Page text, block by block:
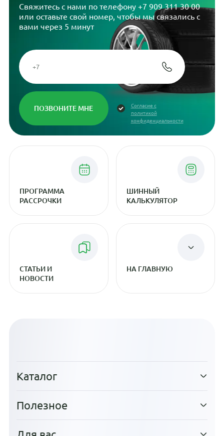
Свяжитесь с нами по телефону +7 909 311 30 00
или оставьте свой номер, чтобы мы связались с
вами через 5 минут
Согласие с
политикой
конфиденциальности
ПРОГРАММА
РАССРОЧКИ
ШИННЫЙ
КАЛЬКУЛЯТОР
СТАТЬИ И
НОВОСТИ
НА ГЛАВНУЮ
Каталог
Полезное